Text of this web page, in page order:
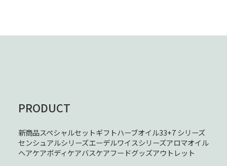
PRODUCT
新商品スペシャルセットギフトハーブオイル33+7 シリーズ
センシュアルシリーズエーデルワイスシリーズアロマオイル
ヘアケアボディケアバスケアフードグッズアウトレット